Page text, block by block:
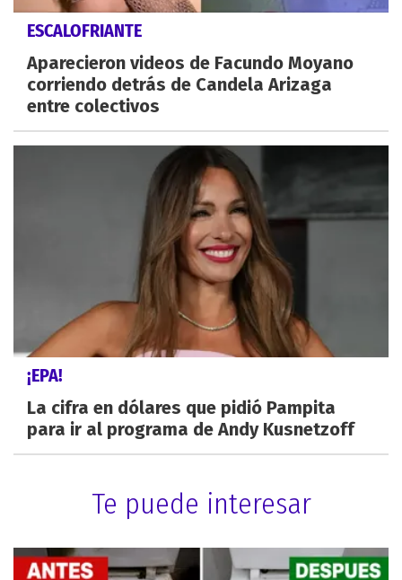
ESCALOFRIANTE
Aparecieron videos de Facundo Moyano
corriendo detrás de Candela Arizaga
entre colectivos
¡EPA!
La cifra en dólares que pidió Pampita
para ir al programa de Andy Kusnetzoff
Te puede interesar